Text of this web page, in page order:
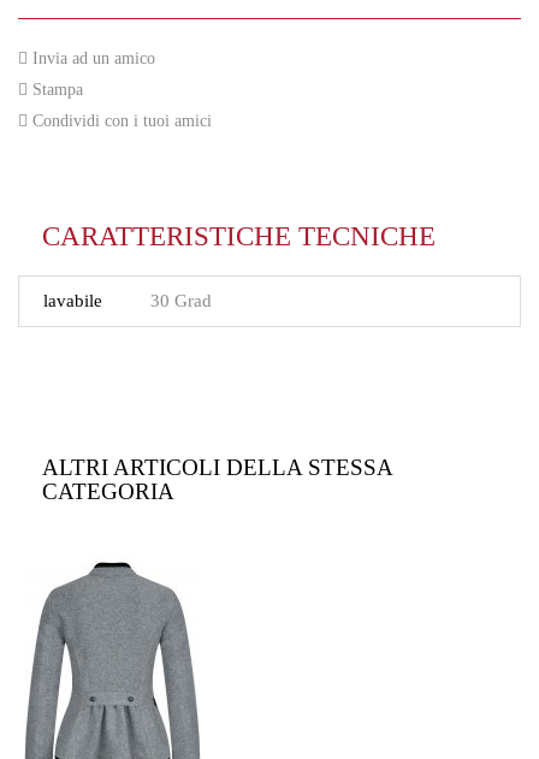
Invia ad un amico
Stampa
Condividi con i tuoi amici
CARATTERISTICHE TECNICHE
lavabile 30 Grad
ALTRI ARTICOLI DELLA STESSA
CATEGORIA